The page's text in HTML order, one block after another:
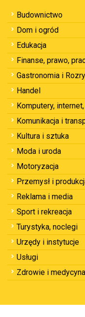
Budownictwo
Dom i ogród
Edukacja
Finanse, prawo,
Gastronomia i
Handel
Komputery,
Komunikacja i
Kultura i sztuka
Moda i uroda
Motoryzacja
Przemysł i
Reklama i media
Sport i rekreacja
Turystyka, noclegi
Urzędy i instytucje
Usługi
Zdrowie i medycyna